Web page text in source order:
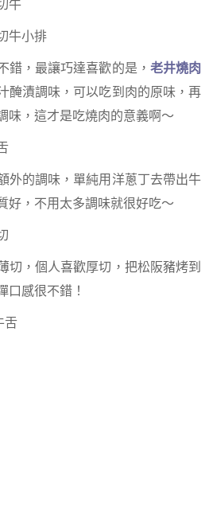
錯，最讓巧達喜歡的是， 老井燒肉
醃漬調味，可以吃到肉的原味，再
味，這才是吃燒肉的意義啊～
外的調味，單純用洋蔥丁去帶出牛
好，不用太多調味就很好吃～
切，個人喜歡厚切，把松阪豬烤到
口感很不錯！